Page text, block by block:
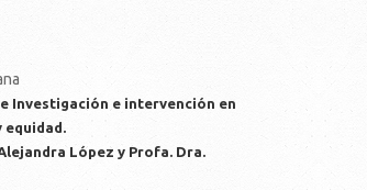
Investigación e intervención en
equidad.
López y Profa. Dra.